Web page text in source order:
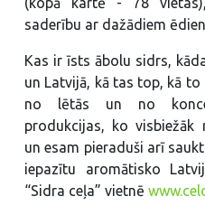
saderību ar dažādiem
Kas ir īsts ābolu sidrs,
un Latvijā, kā tas top, kā
no lētās un no
produkcijas, ko visbiežāk
un esam pieraduši arī
iepazītu aromātisko
“Sidra ceļa” vietnē